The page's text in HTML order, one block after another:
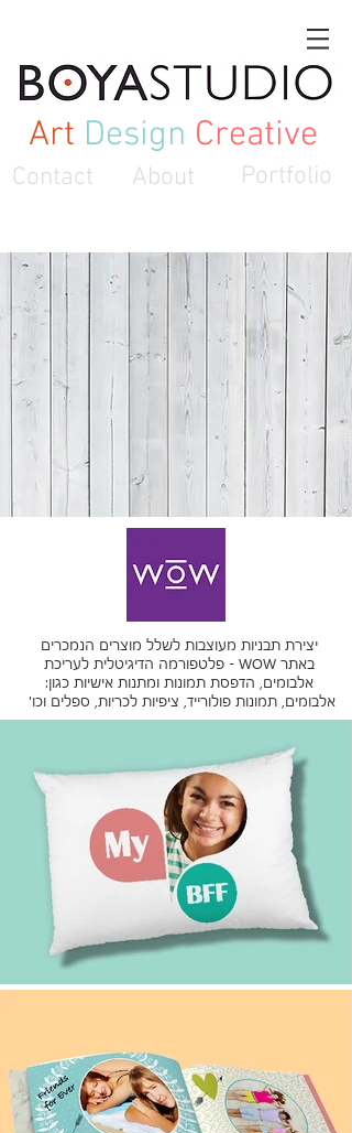
Art Design Creative
Contact About Portfolio
יצירת תבניות מעוצבות לשלל מוצרים הנמכרים
באתר WOW - פלטפורמה הדיגיטלית לעריכת
אלבומים, הדפסת תמונות ומתנות אישיות כגון:
אלבומים, תמונות פולורייד, ציפיות לכריות, ספלים וכו'